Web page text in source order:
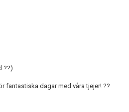
??)
fantastiska dagar med våra tjejer! ??